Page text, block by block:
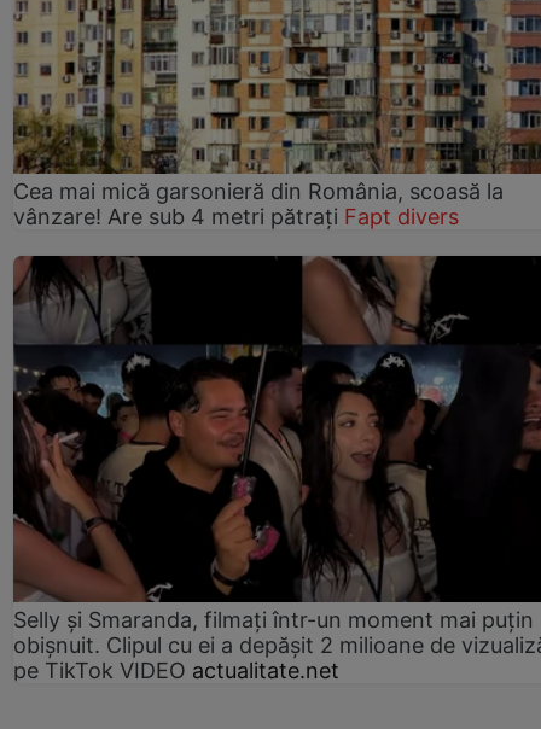
Cea mai mică garsonieră din România, scoasă la
vânzare! Are sub 4 metri pătrați Fapt divers
Selly și Smaranda, filmați într-un moment mai puțin
obișnuit. Clipul cu ei a depășit 2 milioane de
pe TikTok VIDEO actualitate.net